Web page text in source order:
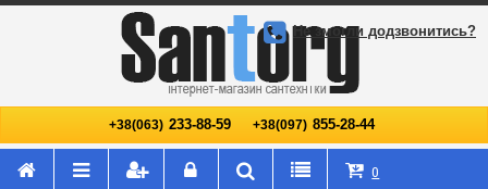
+38(063) 233-88-59 +38(097) 855-28-44
Не змогли додзвонитись?
0